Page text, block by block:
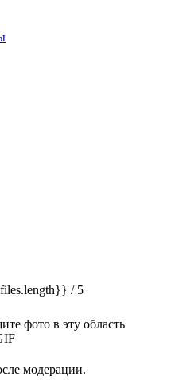
/ 5
фото в эту область
модерации.